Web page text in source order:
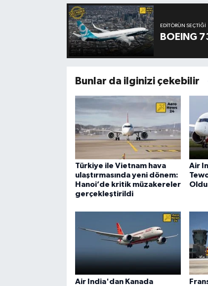
EDITÖRÜN SEÇTIĞI
BOEING
Bunlar da ilginizi çekebilir
Türkiye ile Vietnam hava
ulaştırmasında yeni dönem:
Hanoi’de kritik müzakereler
gerçekleştirildi
Air
Oldu
Air India'dan Kanada